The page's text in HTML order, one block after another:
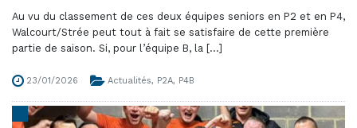
Au vu du classement de ces deux équipes seniors en P2 et en P4,
Walcourt/Strée peut tout à fait se satisfaire de cette première
partie de saison. Si, pour l’équipe B, la [...]
23/01/2026 Actualités, P2A, P4B